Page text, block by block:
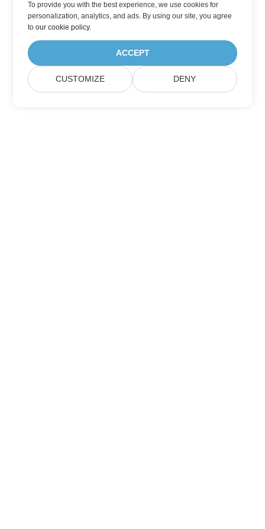
To provide you with the best experience, we use cookies for
personalization, analytics, and ads. By using our site, you agree
toour cookie policy.
ACCEPT
CUSTOMIZE DENY